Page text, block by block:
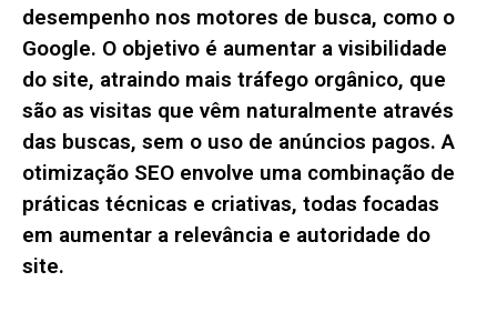
desempenho nos motores de busca, como o
Google. O objetivo é aumentar a visibilidade
do site, atraindo mais tráfego orgânico, que
são as visitas que vêm naturalmente através
das buscas, sem o uso de anúncios pagos. A
otimização SEO envolve uma combinação de
práticas técnicas e criativas, todas focadas
em aumentar a relevância e autoridade do
site.